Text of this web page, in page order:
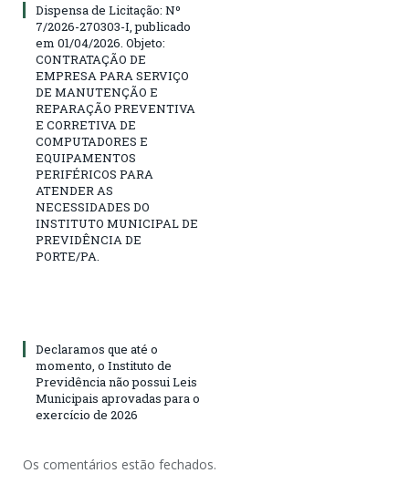
Dispensa de Licitação: Nº
7/2026-270303-I, publicado
em 01/04/2026. Objeto:
CONTRATAÇÃO DE
EMPRESA PARA SERVIÇO
DE MANUTENÇÃO E
REPARAÇÃO PREVENTIVA
E CORRETIVA DE
COMPUTADORES E
EQUIPAMENTOS
PERIFÉRICOS PARA
ATENDER AS
NECESSIDADES DO
INSTITUTO MUNICIPAL DE
PREVIDÊNCIA DE
PORTE/PA.
Declaramos que até o
momento, o Instituto de
Previdência não possui Leis
Municipais aprovadas para o
exercício de 2026
Os comentários estão fechados.